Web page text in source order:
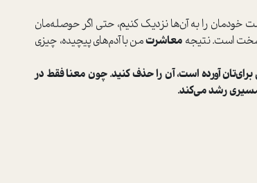
خودمان را به آن‌ها نزدیک کنیم، حتی اگر حوصله‌مان
سخت ا‌ست. نتیجه معاشرتمن با آدم‌های پیچیده، چیزی
آورده ا‌ست، آن را حذف کنید. چون معنا فقط در
رشد می‌کند.